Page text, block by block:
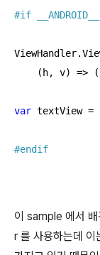
#if __ANDROID__
(h, v) =>
var textView =
#endif
이 sample 에서
r 를 사용하는데